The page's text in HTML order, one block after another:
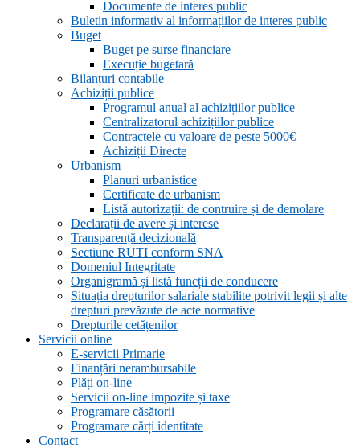
Documente de interes public
Buletin informativ al informațiilor de interes public
Buget
Buget pe surse financiare
Execuție bugetară
Bilanțuri contabile
Achiziții publice
Programul anual al achizițiilor publice
Centralizatorul achizițiilor publice
Contractele cu valoare de peste 5000€
Achiziții Directe
Urbanism
Planuri urbanistice
Certificate de urbanism
Listă autorizații: de contruire și de demolare
Declarații de avere și interese
Transparență decizională
Sectiune RUTI conform SNA
Domeniul Integritate
Organigramă și listă funcții de conducere
Situația drepturilor salariale stabilite potrivit legii și alte
drepturi prevăzute de acte normative
Drepturile cetățenilor
Servicii online
E-servicii Primarie
Finanțări nerambursabile
Plăți on-line
Servicii on-line impozite și taxe
Programare căsătorii
Programare cărți identitate
Contact